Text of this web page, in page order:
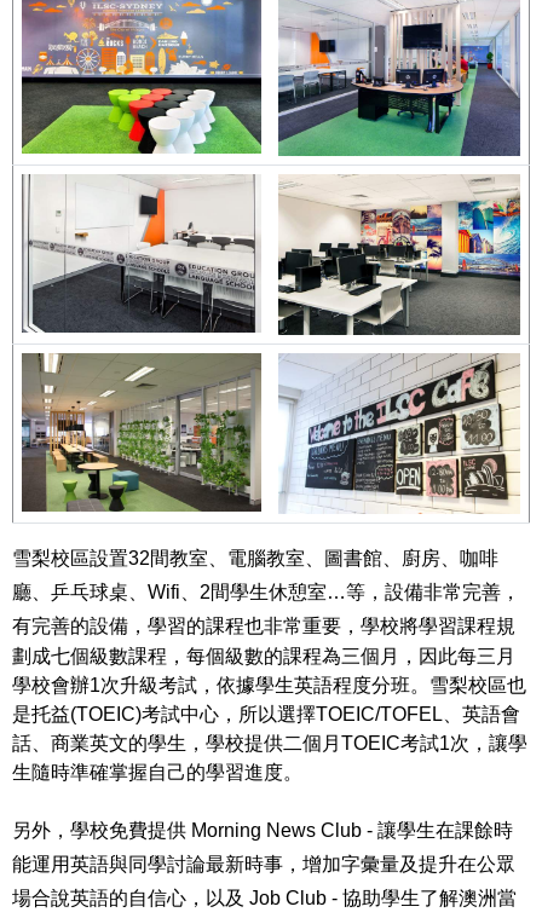
雪梨校區設置32間教室、電腦教室、圖書館、廚房、咖啡
廳、乒乓球桌、Wifi、2間學生休憩室…等，設備非常完善，
有完善的設備，學習的課程也非常重要， 學校將學習課程規
劃成七個級數課程，每個級數的課程為三個月，因此每三月
學校會辦1次升級考試，依據學生英語程度分班。雪梨校區也
是托益(TOEIC)考試中心，所以選擇TOEIC/TOFEL、英語會
話、商業英文的學生，學校提供二個月TOEIC考試1次，讓學
生隨時準確掌握自己的學習進度。
另外，學校免費提供 Morning News Club - 讓學生在課餘時
能運用英語與同學討論最新時事，增加字彙量及提升在公眾
場合說英語的自信心，以及 Job Club - 協助學生了解澳洲當